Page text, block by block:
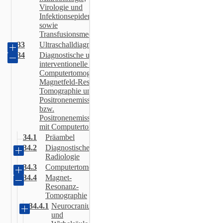
Virologie und
Infektionsepidemiologie
sowie
Transfusionsmedizin
33
Ultraschalldiagnostik
34
Diagnostische und
interventionelle Radiologie,
Computertomographie,
Magnetfeld-Resonanz-
Tomographie und
Positronenemissionstomographie
bzw.
Positronenemissionstomographie
mit Computertomographie
34.1
Präambel
34.2
Diagnostische
Radiologie
34.3
Computertomographie
34.4
Magnet-
Resonanz-
Tomographie
34.4.1 Neurocranium
und